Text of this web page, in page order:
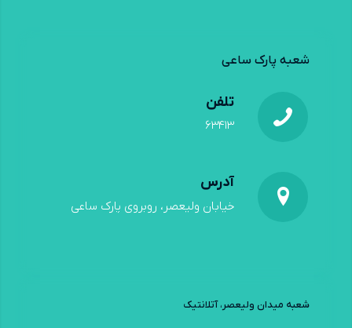
شعبه پارک ساعی
تلفن
۶۳۴۱۳
آدرس
خیابان ولیعصر، روبروی پارک ساعی
شعبه میدان ولیعصر، آتلانتیک